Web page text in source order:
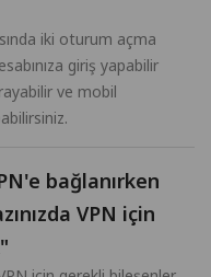
iki oturum açma
giriş yapabilir
ve mobil
bağlanırken
VPN için